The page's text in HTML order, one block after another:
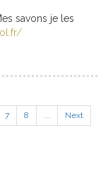
savons je les
7 8 Next